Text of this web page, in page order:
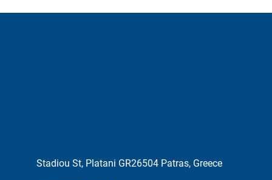
Stadiou St, Platani GR26504 Patras, Greece